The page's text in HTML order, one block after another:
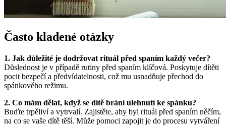
Často kladené otázky
1. Jak důležité je dodržovat rituál před spaním každý večer?
Důslednost je v případě rutiny před spaním klíčová. Poskytuje dítěti
pocit bezpečí a předvídatelnosti, což mu usnadňuje přechod do
spánkového režimu.
2. Co mám dělat, když se dítě brání ulehnutí ke spánku?
Buďte trpěliví a vytrvalí. Zajistěte, aby byl rituál před spaním něčím,
na co se vaše dítě těší. Může pomoci zapojit je do procesu vytváření